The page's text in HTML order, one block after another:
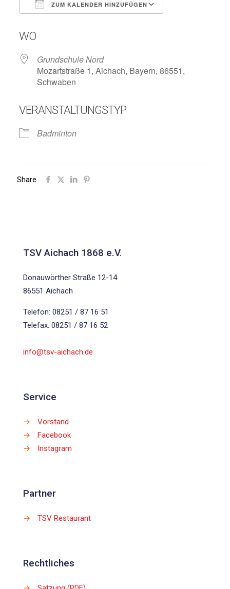
ZUM KALENDER HINZUFÜGEN
WO
Grundschule Nord
Mozartstraße 1, Aichach, Bayern, 86551,
Schwaben
VERANSTALTUNGSTYP
Badminton
Share
TSV Aichach 1868 e.V.
Donauwörther Straße 12-14
86551 Aichach
Telefon: 08251 / 87 16 51
Telefax: 08251 / 87 16 52
info@tsv-aichach.de
Service
→
Vorstand
→
Facebook
→
Instagram
Partner
→ TSV Restaurant
Rechtliches